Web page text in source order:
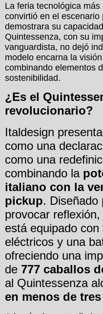
La feria tecnológica
convirtió en el
demostrara su
Quintessenza, con su
vanguardista, no dejó
modelo encarna la
combinando elementos
sostenibilidad.
¿Es el
revolucionario?
Italdesign
como una
como una
combinando la
italiano con la
pickup. Diseñado
provocar
está equipado
eléctricos y una
ofreciendo una
de 777 caballos
al Quintessenza
en menos de